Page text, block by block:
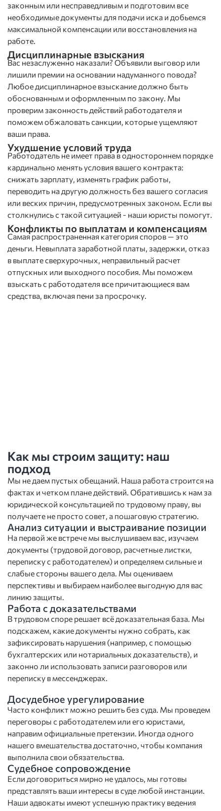
законным или несправедливым и подготовим все
необходимые документы для подачи иска и добьемся
максимальной компенсации или восстановления на
работе.
Дисциплинарные взыскания
Вас незаслуженно наказали? Объявили выговор или
лишили премии на основании надуманного повода?
Любое дисциплинарное взыскание должно быть
обоснованным и оформленным по закону. Мы
проверим законность действий работодателя и
поможем обжаловать санкции, которые ущемляют
ваши права.
Ухудшение условий труда
Работодатель не имеет права в одностороннем порядке
кардинально менять условия вашего контракта:
снижать зарплату, изменять график работы,
переводить на другую должность без вашего согласия
или веских причин, предусмотренных законом. Если вы
столкнулись с такой ситуацией - наши юристы помогут.
Конфликты по выплатам и компенсациям
Самая распространенная категория споров — это
деньги. Невыплата заработной платы, задержки, отказ
в выплате сверхурочных, неправильный расчет
отпускных или выходного пособия. Мы поможем
взыскать с работодателя все причитающиеся вам
средства, включая пени за просрочку.
Как мы строим защиту: наш
подход
Мы не даем пустых обещаний. Наша работа строится на
фактах и четком плане действий. Обратившись к нам за
юридической консультацией по трудовому праву, вы
получаете не просто совет, а пошаговую стратегию.
Анализ ситуации и выстраивание позиции
На первой же встрече мы выслушиваем вас, изучаем
документы (трудовой договор, расчетные листки,
переписку с работодателем) и определяем сильные и
слабые стороны вашего дела. Мы оцениваем
перспективы и выбираем наиболее выгодную для вас
линию защиты.
Работа с доказательствами
В трудовом споре решает всё доказательная база. Мы
подскажем, какие документы нужно собрать, как
зафиксировать нарушения (например, с помощью
бухгалтерских или нотариальных доказательств), и
законно ли использовать записи разговоров или
переписку в мессенджерах.
Досудебное урегулирование
Часто конфликт можно решить без суда. Мы проведем
переговоры с работодателем или его юристами,
направим официальные претензии. Иногда одного
нашего вмешательства достаточно, чтобы компания
выполнила свои обязательства.
Судебное сопровождение
Если договориться мирно не удалось, мы готовы
представлять ваши интересы в суде любой инстанции.
Наши адвокаты имеют успешную практику ведения